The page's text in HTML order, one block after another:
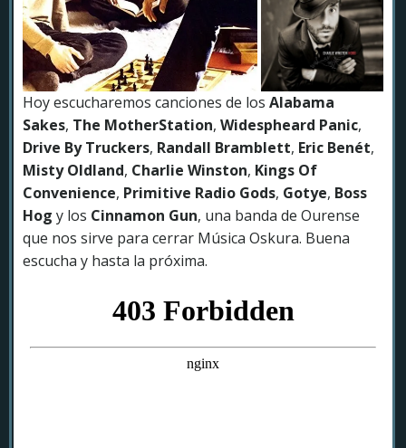
Hoy escucharemos canciones de los Alabama
Sakes, The MotherStation, Widespheard Panic,
Drive By Truckers, Randall Bramblett, Eric Benét,
Misty Oldland, Charlie Winston, Kings Of
Convenience, Primitive Radio Gods, Gotye, Boss
Hog y los Cinnamon Gun, una banda de Ourense
que nos sirve para cerrar Música Oskura. Buena
escucha y hasta la próxima.